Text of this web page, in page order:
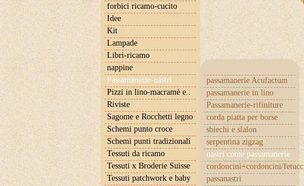
forbici ricamo-cucito
Idee
Kit
Lampade
Libri-ricamo
nappine
Passamanerie-nastri
passamanerie Acufactum
passamanerie in lino
Passamanerie-rifiniture
corda piatta per borse
sbiechi e slalon
serpentina zigzag
nastri come passamanerie
cordoncini+cordoncini/
passanastri
Pizzi in lino-macramè e..
Riviste
Sagome e Rocchetti legno
Schemi punto croce
Schemi punti tradizionali
Tessuti da ricamo
Tessuti x Broderie Suisse
Tessuti patchwork e baby